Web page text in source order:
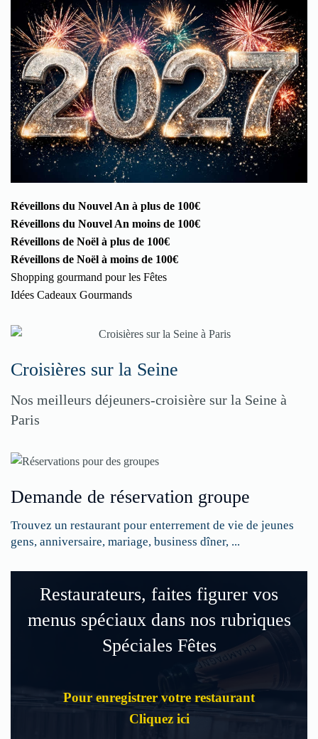
Réveillons du Nouvel An à plus de 100€
Réveillons du Nouvel An moins de 100€
Réveillons de Noël à plus de 100€
Réveillons de Noël à moins de 100€
Shopping gourmand pour les Fêtes
Idées Cadeaux Gourmands
Croisières sur la Seine
Nos meilleurs déjeuners-croisière sur la Seine à
Paris
Demande de réservation groupe
Trouvez un restaurant pour enterrement de vie de jeunes
gens, anniversaire, mariage, business dîner, ...
Restaurateurs, faites figurer vos
menus spéciaux dans nos rubriques
Spéciales Fêtes
Pour enregistrer votre restaurant
Cliquez ici